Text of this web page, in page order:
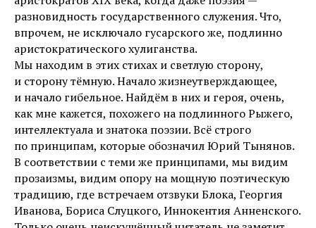
разновидность государственного служения. Что,
впрочем, не исключало гусарского же, подлинно
аристократического хулиганства.
Мы находим в этих стихах и светлую сторону,
и сторону тёмную. Начало жизнеутверждающее,
и начало гибельное. Найдём в них и героя, очень,
как мне кажется, похожего на подлинного Рыжего,
интеллектуала и знатока поэзии. Всё строго
по принципам, которые обозначил Юрий Тынянов.
В соответствии с теми же принципами, мы видим
прозаизмы, видим опору на мощную поэтическую
традицию, где встречаем отзвуки Блока, Георгия
Иванова, Бориса Слуцкого, Иннокентия Анненского.